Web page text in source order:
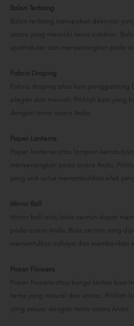
Balon Terbang
Balon terbang merupakan dekorasi
acara yang memiliki tema outdoor.
spektakuler dan menyenangkan pada
Fabric Draping
Fabric draping atau kain penggantung
elegan dan mewah. Pilihlah kain yang
dengan tema acara Anda.
Paper Lanterns
Paper lanterns atau lampion kertas
menyenangkan pada acara Anda.
yang unik untuk menambahkan efek
Mirror Ball
Mirror ball atau bola cermin dapat
pada acara Anda. Bola cermin yang
memantulkan cahaya dan memberikan
Paper Flowers
Paper flowers atau bunga kertas bisa
tema yang natural dan santai. Pilihlah
yang sesuai dengan tema acara Anda.